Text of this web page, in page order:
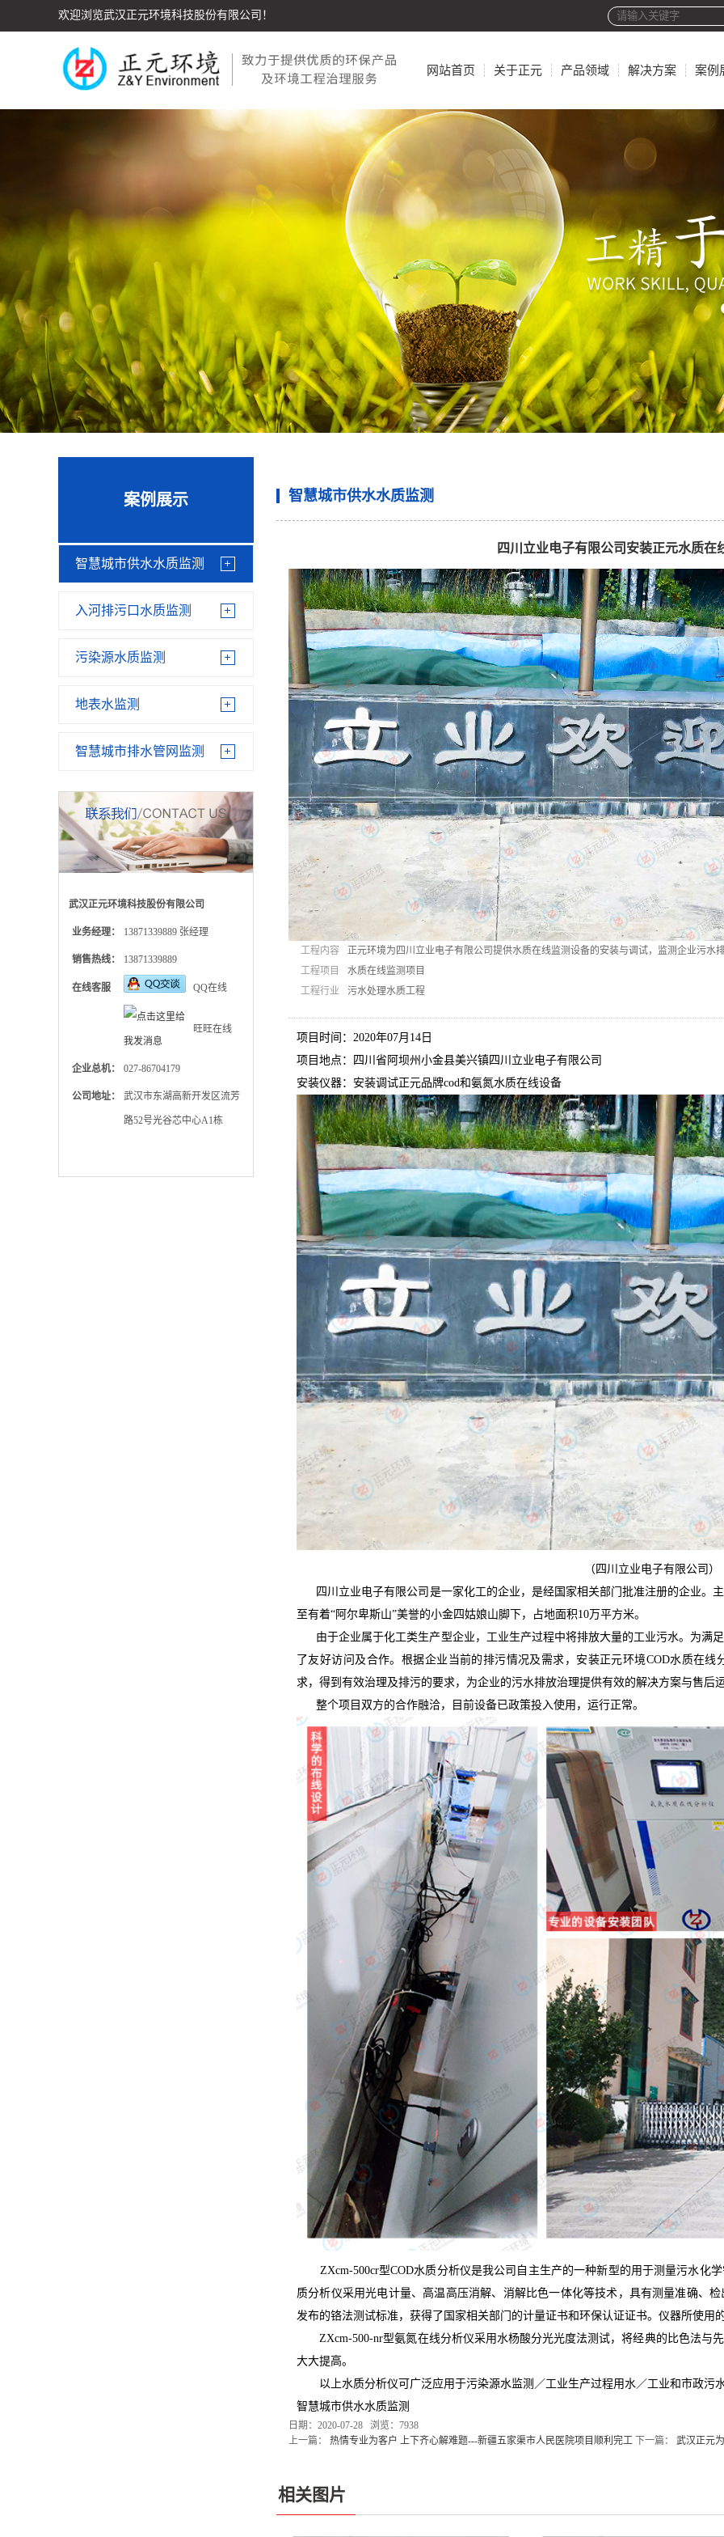
欢迎浏览武汉正元环境科技股份有限公司！
网站首页 关于正元 产品领域 解决方案 案例
案例展示
智慧城市供水水质监测
入河排污口水质监测
污染源水质监测
地表水监测
智慧城市排水管网监测
武汉正元环境科技股份有限公司
业务经理： 13871339889 张经理
销售热线： 13871339889
在线客服 QQ在线
旺旺在线
企业总机： 027-86704179
公司地址： 武汉市东湖高新开发区流芳
路52号光谷芯中心A1栋
智慧城市供水水质监测
四川立业电子有限公司安装正元水质在
工程内容
正元环境为四川立业电子有限公司提供水质在线监测设备的安装与调试，监测企业污水
工程项目
水质在线监测项目
工程行业
污水处理水质工程
项目时间：2020年07月14日
项目地点：
四川省阿坝州小金县美兴镇四川立业电子有限公司
安装仪器：安装调试正元品牌cod和氨氮水质在线设备
（四川立业电子有限公司）
四川立业电子有限公司是一家化工的企业，是经国家相关部门批准注册的企业。
至有着“阿尔卑斯山”美誉的小金四姑娘山脚下，占地面积10万平方米。
由于企业属于化工类生产型企业，工业生产过程中将排放大量的工业污水。为满
了友好访问及合作。根据企业当前的排污情况及需求，安装正元环境COD水质在
求，得到有效治理及排污的要求，为企业的污水排放治理提供有效的解决方案与售后
整个项目双方的合作融洽，目前设备已政策投入使用，运行正常。
ZXcm-500cr型COD水质分析仪是我公司自主生产的一种新型的用于测量污水化
质分析仪采用光电计量、高温高压消解、消解比色一体化等技术，具有测量准确、
发布的铬法测试标准，获得了国家相关部门的计量证书和环保认证证书。仪器所使用
ZXcm-500-nr型氨氮在线分析仪采用水杨酸分光光度法测试，将经典的比色法与
大大提高。
以上水质分析仪可广泛应用于污染源水监测／工业生产过程用水／工业和市政污
智慧城市供水水质监测
日期：2020-07-28 浏览：7938
上一篇： 热情专业为客户 上下齐心解难题---新疆五家渠市人民医院项目顺利完工 下一篇： 武汉正元
相关图片